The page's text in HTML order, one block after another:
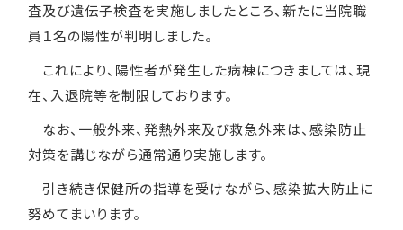
査及び遺伝子検査を実施しましたところ、新たに当院職
員１名の陽性が判明しました。
これにより、陽性者が発生した病棟につきましては、現
在、入退院等を制限しております。
なお、一般外来、発熱外来及び救急外来は、感染防止
対策を講じながら通常通り実施します。
引き続き保健所の指導を受けながら、感染拡大防止に
努めてまいります。